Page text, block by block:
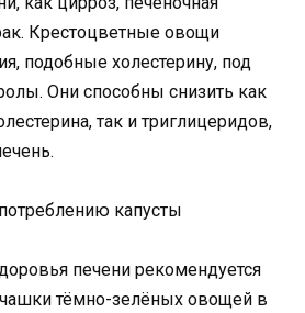
Крестоцветные овощи
подобные холестерину, под
Они способны снизить как
так и триглицеридов,
капусты
печени рекомендуется
чашки тёмно-зелёных овощей в